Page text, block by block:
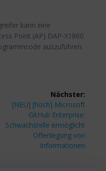
kann eine
Point (AP) DAP-X1860
auszuführen.
Nächster:
Nächster
Beitrag:
[NEU] [hoch] Microsoft
GitHub Enterprise:
Schwachstelle ermöglicht
Offenlegung von
Informationen